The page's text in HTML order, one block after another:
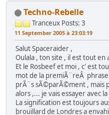
Techno-Rebelle
Tranceux Posts: 3
11 September 2005 à 23:03:19
Salut Spaceraider ,
Oulala , ton site , il est tout en
Et le Rosbeef et moi , c' est
mot de la premiÃ¨reÂ
prÃ¨s sÃ©parÃ©ment , mais
alors ,... je vais essayer avec
La signification est toujours
brouillard de Londres a